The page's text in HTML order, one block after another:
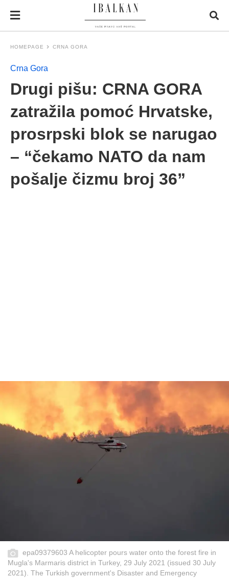
HOMEPAGE CRNA GORA
Crna Gora
Drugi pišu: CRNA GORA
zatražila pomoć Hrvatske,
prosrpski blok se narugao
– “čekamo NATO da nam
pošalje čizmu broj 36”
epa09379603 A helicopter pours water onto the forest fire in
Mugla's Marmaris district in Turkey, 29 July 2021 (issued 30 July
2021). The Turkish government's Disaster and Emergency